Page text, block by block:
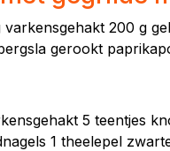
200 g
gerookt
5 teentjes
1 theelepel